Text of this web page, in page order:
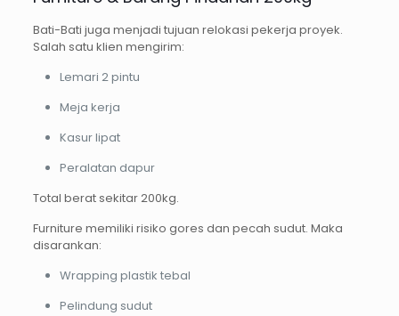
Bati-Bati juga menjadi tujuan relokasi pekerja proyek.
Salah satu klien mengirim:
Lemari 2 pintu
Meja kerja
Kasur lipat
Peralatan dapur
Total berat sekitar 200kg.
Furniture memiliki risiko gores dan pecah sudut. Maka
disarankan:
Wrapping plastik tebal
Pelindung sudut